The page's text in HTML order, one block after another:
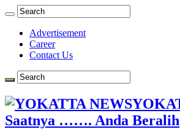
Advertisement
Career
Contact Us
Saatnya ……. Anda Beralih